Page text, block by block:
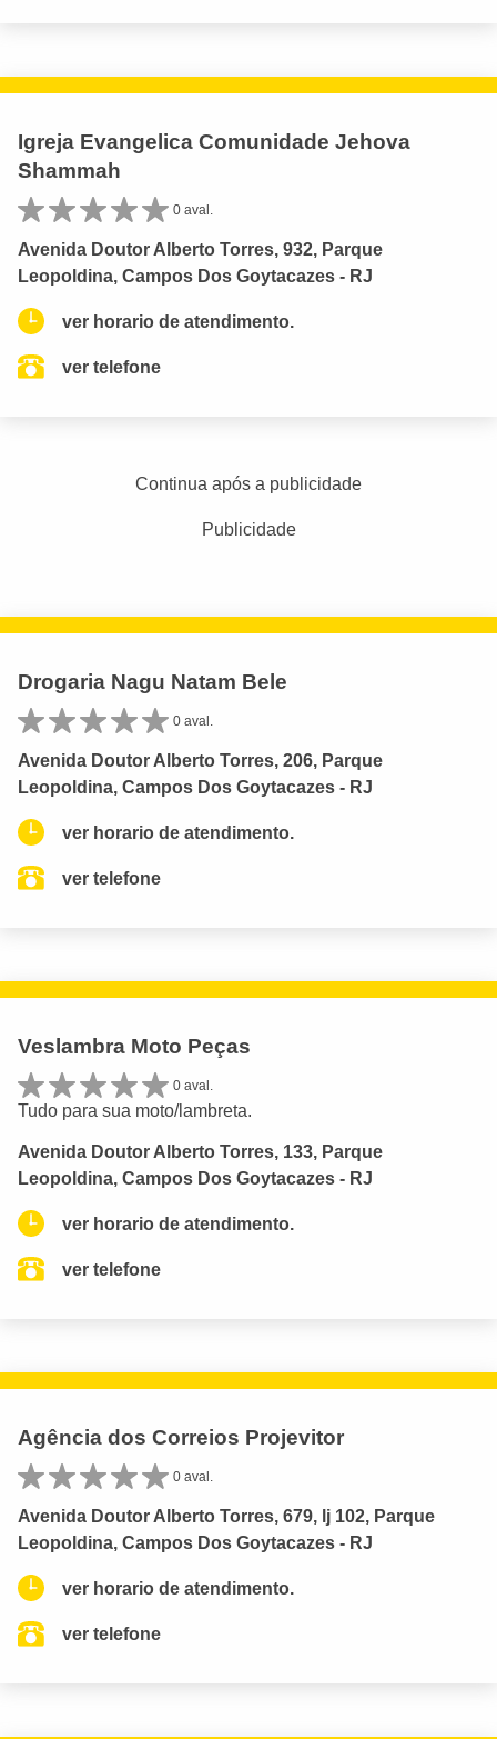
Igreja Evangelica Comunidade Jehova
Shammah
0 aval.
Avenida Doutor Alberto Torres, 932, Parque
Leopoldina, Campos Dos Goytacazes - RJ
ver horario de atendimento.
ver telefone
Continua após a publicidade
Publicidade
Drogaria Nagu Natam Bele
0 aval.
Avenida Doutor Alberto Torres, 206, Parque
Leopoldina, Campos Dos Goytacazes - RJ
ver horario de atendimento.
ver telefone
Veslambra Moto Peças
0 aval.
Tudo para sua moto/lambreta.
Avenida Doutor Alberto Torres, 133, Parque
Leopoldina, Campos Dos Goytacazes - RJ
ver horario de atendimento.
ver telefone
Agência dos Correios Projevitor
0 aval.
Avenida Doutor Alberto Torres, 679, lj 102, Parque
Leopoldina, Campos Dos Goytacazes - RJ
ver horario de atendimento.
ver telefone